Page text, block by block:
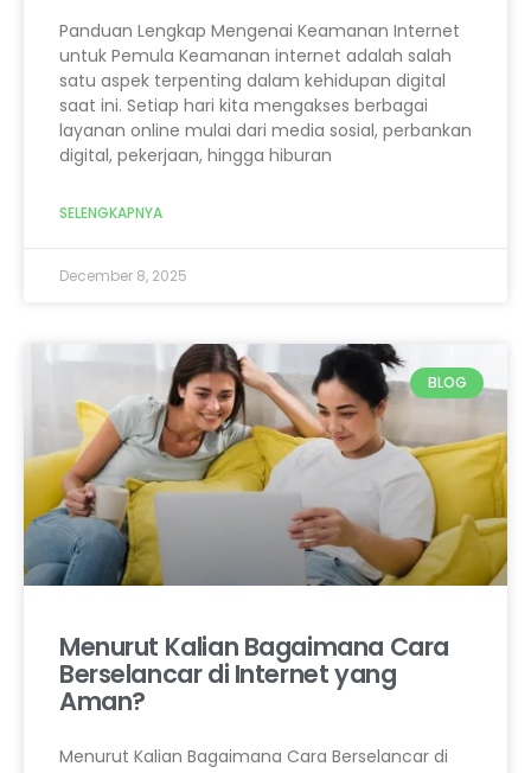
Panduan Lengkap Mengenai Keamanan Internet
untuk Pemula Keamanan internet adalah salah
satu aspek terpenting dalam kehidupan digital
saat ini. Setiap hari kita mengakses berbagai
layanan online mulai dari media sosial, perbankan
digital, pekerjaan, hingga hiburan
SELENGKAPNYA
December 8, 2025
BLOG
Menurut Kalian Bagaimana Cara
Berselancar di Internet yang
Aman?
Menurut Kalian Bagaimana Cara Berselancar di